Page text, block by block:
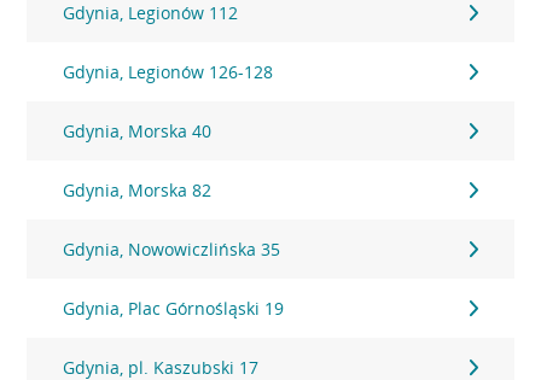
Gdynia, Legionów 112
Gdynia, Legionów 126-128
Gdynia, Morska 40
Gdynia, Morska 82
Gdynia, Nowowiczlińska 35
Gdynia, Plac Górnośląski 19
Gdynia, pl. Kaszubski 17